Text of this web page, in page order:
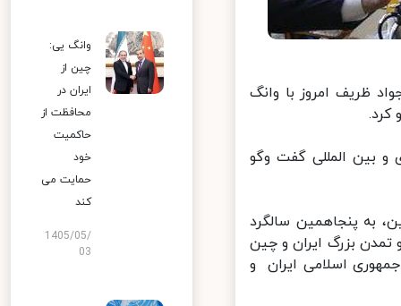
ظریف امروز با وانگ
بین المللی گفت وگو
به پنجاهمین سالگرد
تمدن بزرگ ایران و چین
اسلامی ایران و
وانگ یی:
چین از
ایران در
محافظت از
حاکمیت
خود
حمایت می
کند
1405/05/
03